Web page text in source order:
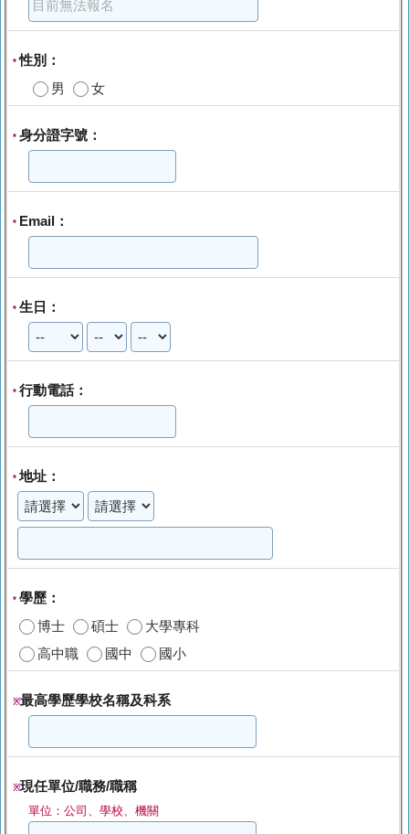
*性別：
男
女
* 身分證字號：
* Email：
* 生日：
* 行動電話：
*地址：
* 學歷：
博士
碩士
大學專科
高中職
國中 國小
※最高學歷學校名稱及科系
※現任單位/職務/職稱
單位：公司、學校、機關